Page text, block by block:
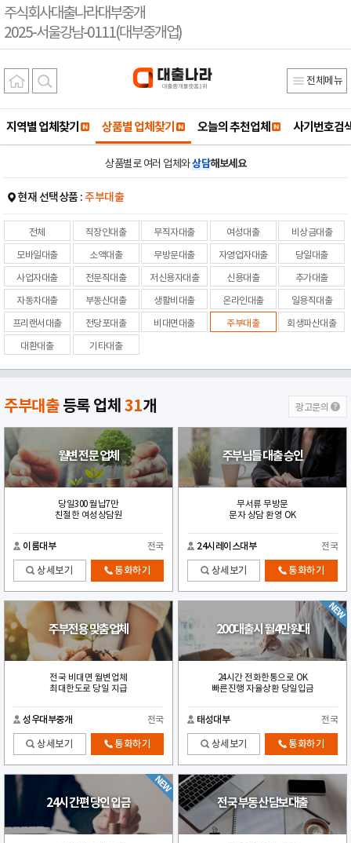
주식회사대출나라대부중개
2025-서울강남-0111(대부중개업)
전체메뉴
지역별 업체찾기 상품별 업체찾기 오늘의 추천업체 사기번호검
상품별로 여러 업체와상담해보세요
현재 선택상품 :주부대출
전체 직장인대출 무직자대출 여성대출 비상금대출
모바일대출 소액대출 무방문대출 자영업자대출 당일대출
사업자대출 전문직대출 저신용자대출 신용대출 추가대출
자동차대출 부동산대출 생활비대출 온라인대출 일용직대출
프리랜서대출 전당포대출 비대면대출 주부대출 회생파산대출
대환대출 기타대출
주부대출등록 업체 31개 광고문의
월변 전문 업체
당일300 월납7만
친절한 여성상담원
이룸대부 전국
상세보기 통화하기
주부님들 대출 승인
무서류 무방문
문자 상담 환영 OK
24시레이스대부 전국
상세보기 통화하기
주부전용 맞춤업체
전국 비대면 월변업체
최대한도로 당일 지급
성우대부중개 전국
상세보기 통화하기
200대출시 월4만원대
24시간 전화한통으로 OK
빠른진행 자율상환 당일입금
태성대부 전국
상세보기 통화하기
24시 간편 당인 입금 전국 부동산 담보대출